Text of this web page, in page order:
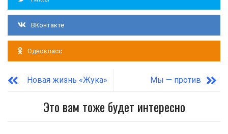
ВКонтакте
Однокласс
Новая жизнь «Жука» Мы — против
Это вам тоже будет интересно